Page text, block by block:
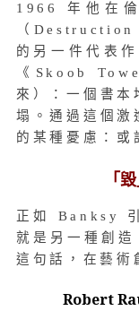
1966 年他在
（
的另一件代表
《Skoob
來）：一個書本
塌。通過這個激
的某種憂慮：或
「
正如 Banksy
就是另一種創
這句話，在藝術
Robert